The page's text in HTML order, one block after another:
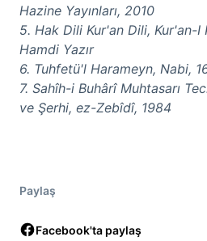
Hazine Yayınları, 2010
5. Hak Dili Kur'an Dili, Kur'an-I
Hamdi Yazır
6. Tuhfetü'l Harameyn, Nabi,
7. Sahîh-i Buhârî Muhtasarı
ve Şerhi, ez-Zebîdî, 1984
Paylaş
Facebook'ta paylaş